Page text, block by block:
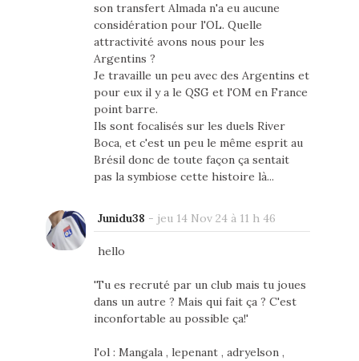
son transfert Almada n'a eu aucune
considération pour l'OL. Quelle
attractivité avons nous pour les
Argentins ?
Je travaille un peu avec des Argentins et
pour eux il y a le QSG et l'OM en France
point barre.
Ils sont focalisés sur les duels River
Boca, et c'est un peu le même esprit au
Brésil donc de toute façon ça sentait
pas la symbiose cette histoire là...
Junidu38 - jeu 14 Nov 24 à 11 h 46
hello
'Tu es recruté par un club mais tu joues
dans un autre ? Mais qui fait ça ? C'est
inconfortable au possible ça!'
l'ol : Mangala , lepenant , adryelson ,